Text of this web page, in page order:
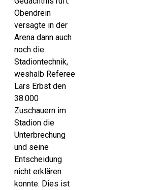
Obendrein
versagte in der
Arena dann auch
noch die
Stadiontechnik,
weshalb Referee
Lars Erbst den
38.000
Zuschauern im
Stadion die
Unterbrechung
und seine
Entscheidung
nicht erklären
konnte. Dies ist